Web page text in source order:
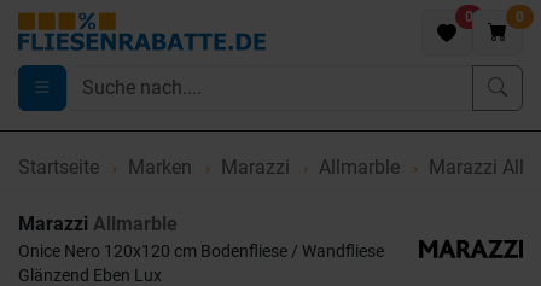
0 0
Startseite Marken Marazzi Allmarble Marazzi
Marazzi Allmarble
Onice Nero 120x120 cm Bodenfliese / Wandfliese
Glänzend Eben Lux